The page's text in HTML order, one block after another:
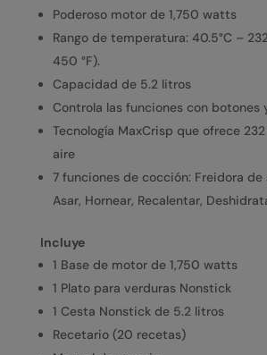
Poderoso motor de 1,750 watts
Rango de temperatura: 40.5°C –
450 °F).
Capacidad de 5.2 litros
Controla las funciones con botones
Tecnología MaxCrisp que ofrece
aire
7 funciones de cocción: Freidora de
Asar, Hornear, Recalentar,
Incluye
1 Base de motor de 1,750 watts
1 Plato para verduras Nonstick
1 Cesta Nonstick de 5.2 litros
Recetario (20 recetas)